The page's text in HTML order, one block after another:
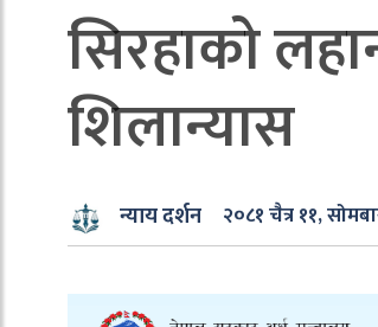
सिरहाको
शिलान्यास
न्याय दर्शन २०८१ चैत्र ११,